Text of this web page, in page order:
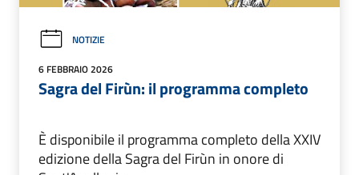
NOTIZIE
6 FEBBRAIO 2026
Sagra del Firùn: il programma completo
È disponibile il programma completo della XXIV
edizione della Sagra del Firùn in onore di